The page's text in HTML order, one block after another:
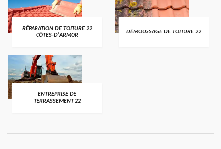
RÉPARATION DE TOITURE 22
CÔTES-D'ARMOR
DÉMOUSSAGE DE TOITURE 22
ENTREPRISE DE
TERRASSEMENT 22